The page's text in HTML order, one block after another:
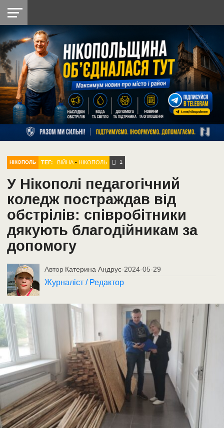
НІКОПОЛЬ
РАЙОН
СІЧЕСЛАВСЬКА
УКРАЇНА
РЕТРО
НІКОПОЛЬ
ЛАЙТ
УКРАЇНА
ДОПОМОГА
РАДІО
НІКОПОЛЬ ТЕГ: ВІЙНА •НІКОПОЛЬ 1
У Нікополі педагогічний
коледж постраждав від
обстрілів: співробітники
дякують благодійникам за
допомогу
Автор Катерина Андрус-2024-05-29
Журналіст / Редактор